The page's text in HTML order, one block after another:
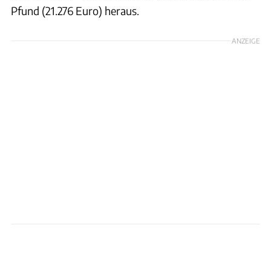
Pfund (21.276 Euro) heraus.
ANZEIGE